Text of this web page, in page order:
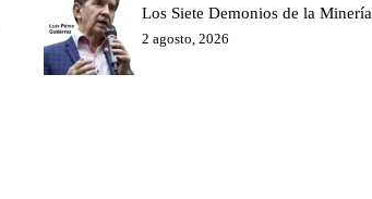
Los Siete Demonios de la Minería
2 agosto, 2026